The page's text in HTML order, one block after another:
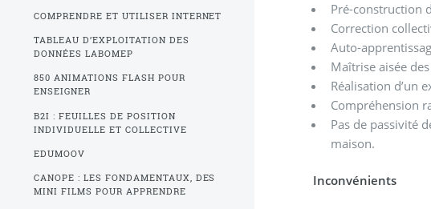
Pré-construction
Correction
Auto-
Maîtrise aisée
Réalisation d’un
Compréhension
Pas de passivité
maison.
Inconvénients
COMPRENDRE ET UTILISER INTERNET
TABLEAU D’EXPLOITATION DES
DONNÉES LABOMEP
850 ANIMATIONS FLASH POUR
ENSEIGNER
B2I : FEUILLES DE POSITION
INDIVIDUELLE ET COLLECTIVE
EDUMOOV
CANOPE : LES FONDAMENTAUX, DES
MINI FILMS POUR APPRENDRE